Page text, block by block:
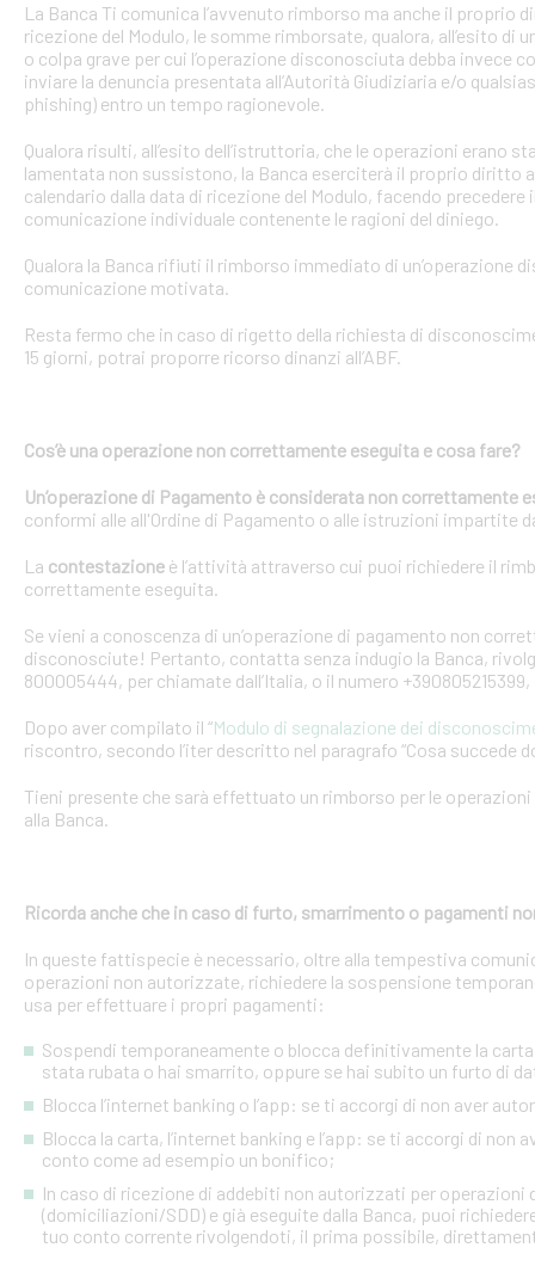
La Banca Ti comunica l’avvenuto rimborso ma anche il proprio
ricezione del Modulo, le somme rimborsate, qualora, all’esito
o colpa grave per cui l’operazione disconosciuta debba invece
inviare la denuncia presentata all’Autorità Giudiziaria e/o
phishing) entro un tempo ragionevole.
Qualora risulti, all’esito dell’istruttoria, che le operazioni erano
lamentata non sussistono, la Banca eserciterà il proprio diritto
calendario dalla data di ricezione del Modulo, facendo
comunicazione individuale contenente le ragioni del diniego.
Qualora la Banca rifiuti il rimborso immediato di un’operazione
comunicazione motivata.
Resta fermo che in caso di rigetto della richiesta di
15 giorni, potrai proporre ricorso dinanzi all’ABF.
Cos’è una operazione non correttamente eseguita e cosa fare?
Un’operazione di Pagamento è considerata non correttamente
conformi alle all'Ordine di Pagamento o alle istruzioni impartite
La contestazione è l’attività attraverso cui puoi richiedere il
correttamente eseguita.
Se vieni a conoscenza di un’operazione di pagamento non
disconosciute! Pertanto, contatta senza indugio la Banca,
800005444, per chiamate dall’Italia, o il numero
Dopo aver compilato il “Modulo di segnalazione dei
riscontro, secondo l’iter descritto nel paragrafo “Cosa succede
Tieni presente che sarà effettuato un rimborso per le
alla Banca.
Ricorda anche che in caso di furto, smarrimento o pagamenti
In queste fattispecie è necessario, oltre alla tempestiva
operazioni non autorizzate, richiedere la sospensione
usa per effettuare i propri pagamenti:
Sospendi temporaneamente o blocca definitivamente la
stata rubata o hai smarrito, oppure se hai subito un furto di
Blocca l’internet banking o l’app: se ti accorgi di non aver
Blocca la carta, l’internet banking e l’app: se ti accorgi di
conto come ad esempio un bonifico;
In caso di ricezione di addebiti non autorizzati per
(domiciliazioni/SDD) e già eseguite dalla Banca, puoi
tuo conto corrente rivolgendoti, il prima possibile,